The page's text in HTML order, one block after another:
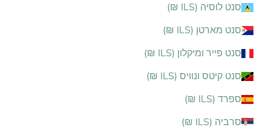
סנט לוסיה (ILS ₪)
סנט מארטן (ILS ₪)
סנט פייר ומיקלון (ILS ₪)
סנט קיטס ונוויס (ILS ₪)
ספרד (ILS ₪)
סרביה (ILS ₪)